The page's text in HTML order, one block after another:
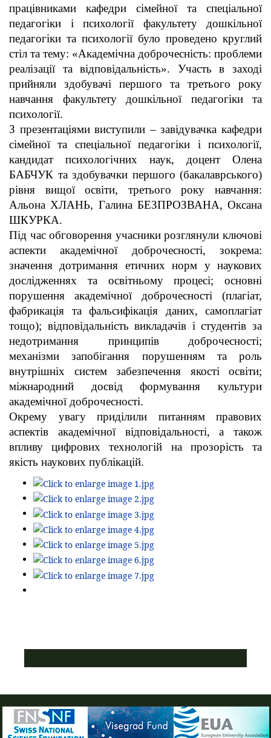
працівниками кафедри сімейної та спеціальної
педагогіки і психології факультету дошкільної
педагогіки та психології було проведено круглий
стіл та тему: «Академічна доброчесність: проблеми
реалізації та відповідальність». Участь в заході
прийняли здобувачі першого та третього року
навчання факультету дошкільної педагогіки та
психології.
З презентаціями виступили – завідувачка кафедри
сімейної та спеціальної педагогіки і психології,
кандидат психологічних наук, доцент Олена
БАБЧУК та здобувачки першого (бакалаврського)
рівня вищої освіти, третього року навчання:
Альона ХЛАНЬ, Галина БЕЗПРОЗВАНА, Оксана
ШКУРКА.
Під час обговорення учасники розглянули ключові
аспекти академічної доброчесності, зокрема:
значення дотримання етичних норм у наукових
дослідженнях та освітньому процесі; основні
порушення академічної доброчесності (плагіат,
фабрикація та фальсифікація даних, самоплагіат
тощо); відповідальність викладачів і студентів за
недотримання принципів доброчесності;
механізми запобігання порушенням та роль
внутрішніх систем забезпечення якості освіти;
міжнародний досвід формування культури
академічної доброчесності.
Окрему увагу приділили питанням правових
аспектів академічної відповідальності, а також
впливу цифрових технологій на прозорість та
якість наукових публікацій.